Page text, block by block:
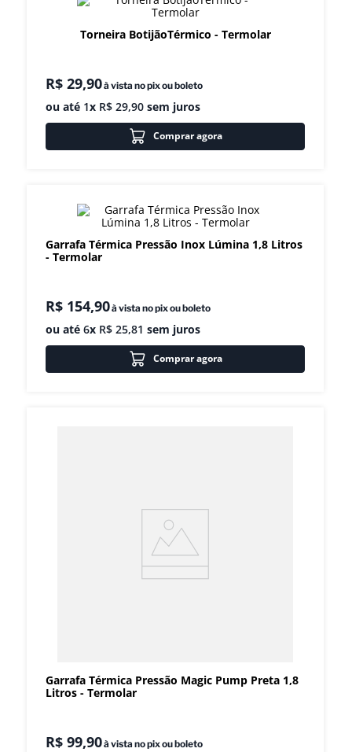
Torneira BotijãoTérmico - Termolar
R$ 29,90à vista no pix ou boleto
ou até 1x R$ 29,90 sem juros
Comprar agora
Garrafa Térmica Pressão Inox Lúmina 1,8 Litros
- Termolar
R$ 154,90à vista no pix ou boleto
ou até 6x R$ 25,81 sem juros
Comprar agora
Garrafa Térmica Pressão Magic Pump Preta 1,8
Litros - Termolar
R$ 99,90à vista no pix ou boleto
º fritadeira